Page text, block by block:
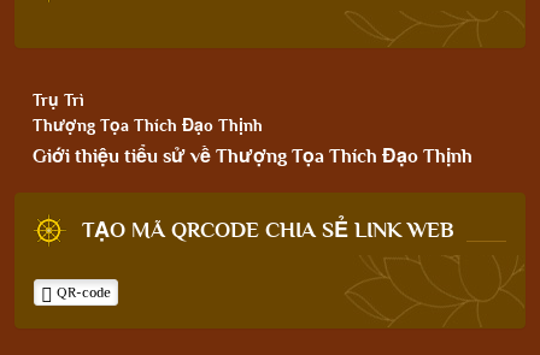
Trụ Trì
Thượng Tọa Thích Đạo Thịnh
Giới thiệu tiểu sử về Thượng Tọa Thích Đạo Thịnh
TẠO MÃ QRCODE CHIA SẺ LINK WEB
QR-code